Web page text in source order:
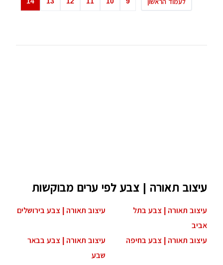
עיצוב תאורה | צבע לפי ערים מבוקשות
עיצוב תאורה | צבע בתל
אביב
עיצוב תאורה | צבע בירושלים
עיצוב תאורה | צבע בחיפה
עיצוב תאורה | צבע בבאר
שבע